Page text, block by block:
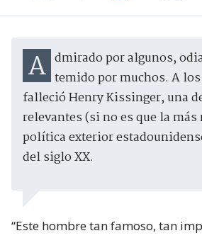
Admirado por algunos, odiado por otros y temido por muchos. A los
falleció Henry Kissinger, una
relevantes (si no es que la
política exterior
del siglo XX.
“Este hombre tan famoso, tan